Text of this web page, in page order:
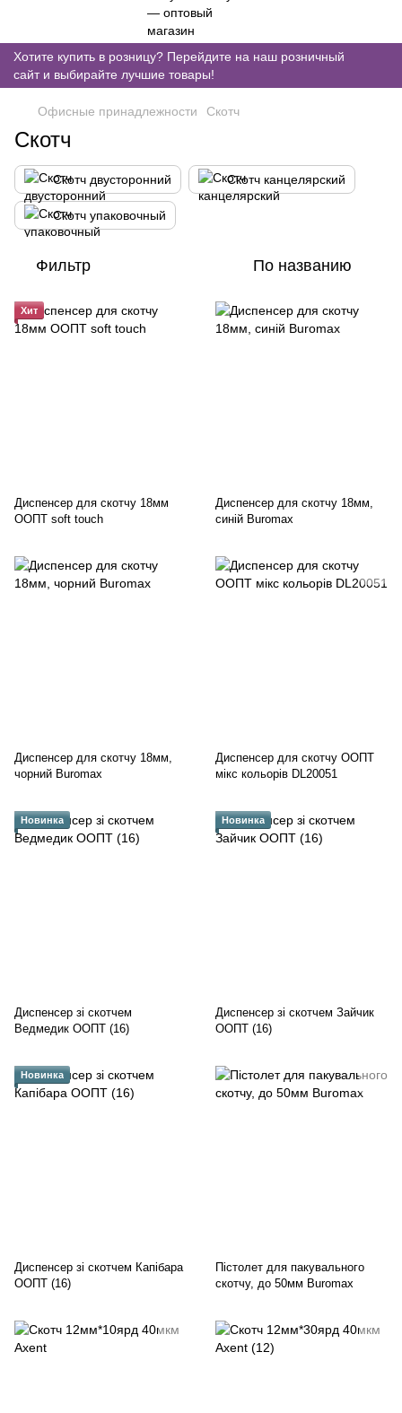
Хотите купить в розницу? Перейдите на наш розничный
сайт и выбирайте лучшие товары!
Офисные принадлежности Скотч
Скотч
Скотч двусторонний Скотч канцелярский
Скотч упаковочный
Фильтр По названию
Хит
Диспенсер для скотчу 18мм
ООПТ soft touch
Диспенсер для скотчу 18мм,
синій Buromax
Диспенсер для скотчу 18мм,
чорний Buromax
Диспенсер для скотчу ООПТ
мікс кольорів DL20051
Новинка
Диспенсер зі скотчем
Ведмедик ООПТ (16)
Новинка
Диспенсер зі скотчем Зайчик
ООПТ (16)
Новинка
Диспенсер зі скотчем Капібара
ООПТ (16)
Пістолет для пакувального
скотчу, до 50мм Buromax